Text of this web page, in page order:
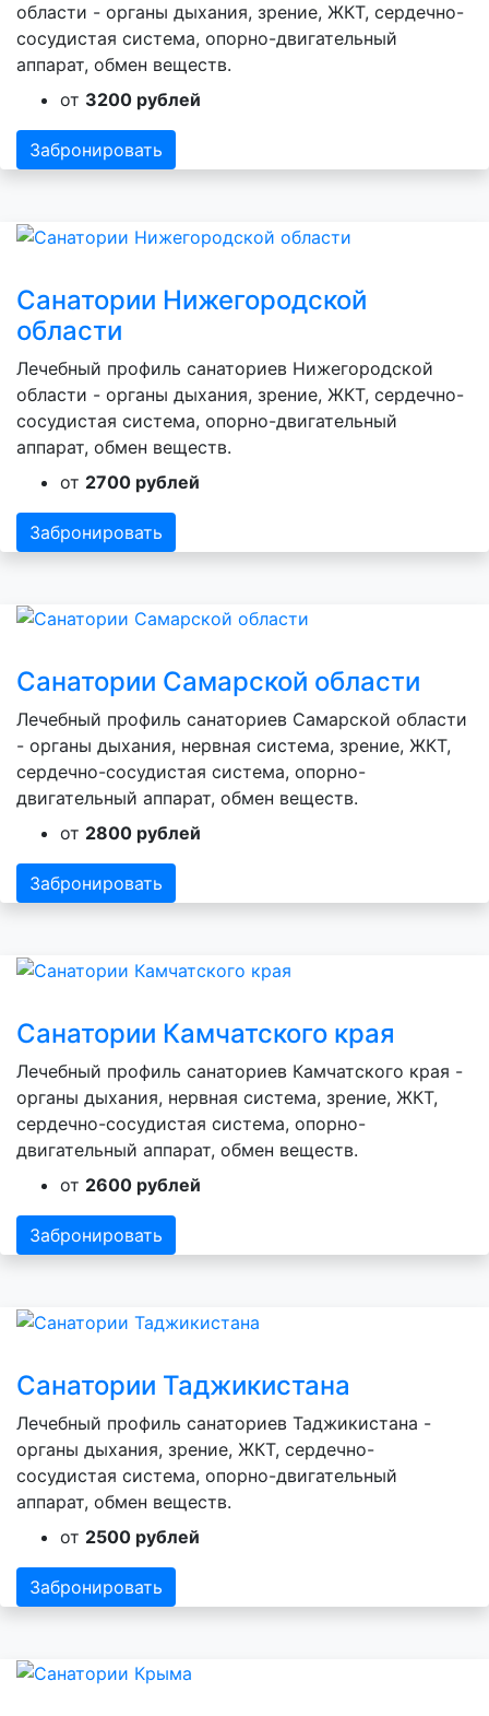
области - органы дыхания, зрение, ЖКТ, сердечно-
сосудистая система, опорно-двигательный
аппарат, обмен веществ.
от 3200 рублей
Забронировать
Санатории Нижегородской
области
Лечебный профиль санаториев Нижегородской
области - органы дыхания, зрение, ЖКТ, сердечно-
сосудистая система, опорно-двигательный
аппарат, обмен веществ.
от 2700 рублей
Забронировать
Санатории Самарской области
Лечебный профиль санаториев Самарской области
- органы дыхания, нервная система, зрение, ЖКТ,
сердечно-сосудистая система, опорно-
двигательный аппарат, обмен веществ.
от 2800 рублей
Забронировать
Санатории Камчатского края
Лечебный профиль санаториев Камчатского края -
органы дыхания, нервная система, зрение, ЖКТ,
сердечно-сосудистая система, опорно-
двигательный аппарат, обмен веществ.
от 2600 рублей
Забронировать
Санатории Таджикистана
Лечебный профиль санаториев Таджикистана -
органы дыхания, зрение, ЖКТ, сердечно-
сосудистая система, опорно-двигательный
аппарат, обмен веществ.
от 2500 рублей
Забронировать